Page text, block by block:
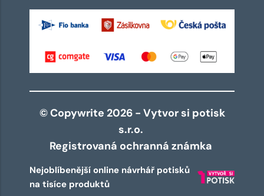
© Copywrite 2026 - Vytvor si potisk
s.r.o.
Registrovaná ochranná známka
Nejoblíbenější online návrhář potisků
na tisíce produktů